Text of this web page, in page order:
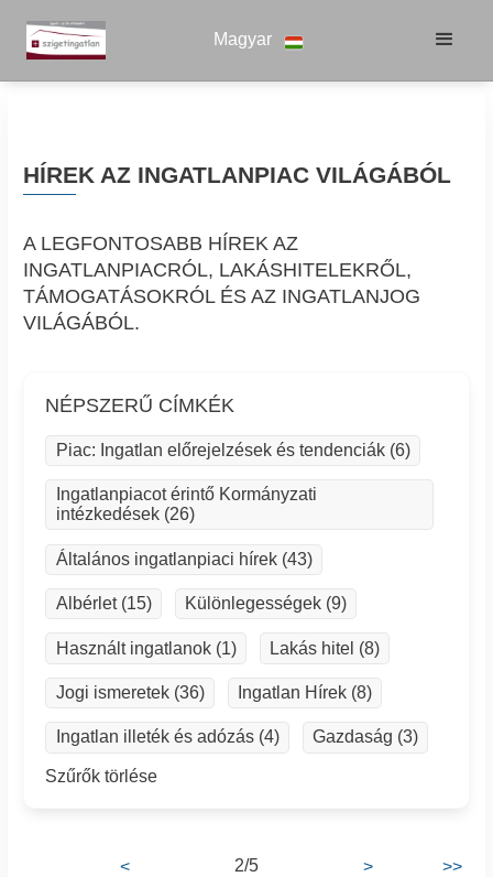
Magyar
HÍREK AZ INGATLANPIAC VILÁGÁBÓL
A LEGFONTOSABB HÍREK AZ
INGATLANPIACRÓL, LAKÁSHITELEKRŐL,
TÁMOGATÁSOKRÓL ÉS AZ INGATLANJOG
VILÁGÁBÓL.
< 2/5 > >>
NÉPSZERŰ CÍMKÉK
Piac: Ingatlan előrejelzések és tendenciák (6)
Ingatlanpiacot érintő Kormányzati
intézkedések (26)
Általános ingatlanpiaci hírek (43)
Albérlet (15) Különlegességek (9)
Használt ingatlanok (1) Lakás hitel (8)
Jogi ismeretek (36) Ingatlan Hírek (8)
Ingatlan illeték és adózás (4) Gazdaság (3)
Szűrők törlése